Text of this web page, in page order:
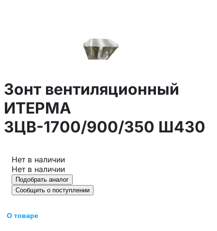
Зонт вентиляционный
ИТЕРМА
ЗЦВ-1700/900/350 Ш430
Нет в наличии
Нет в наличии
Подобрать аналог
Сообщить о поступлении
О товаре